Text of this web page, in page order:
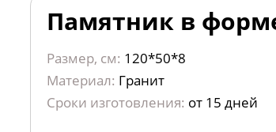
Памятник в
Размер, см: 120*50*8
Материал: Гранит
Сроки изготовления: от 15 дней